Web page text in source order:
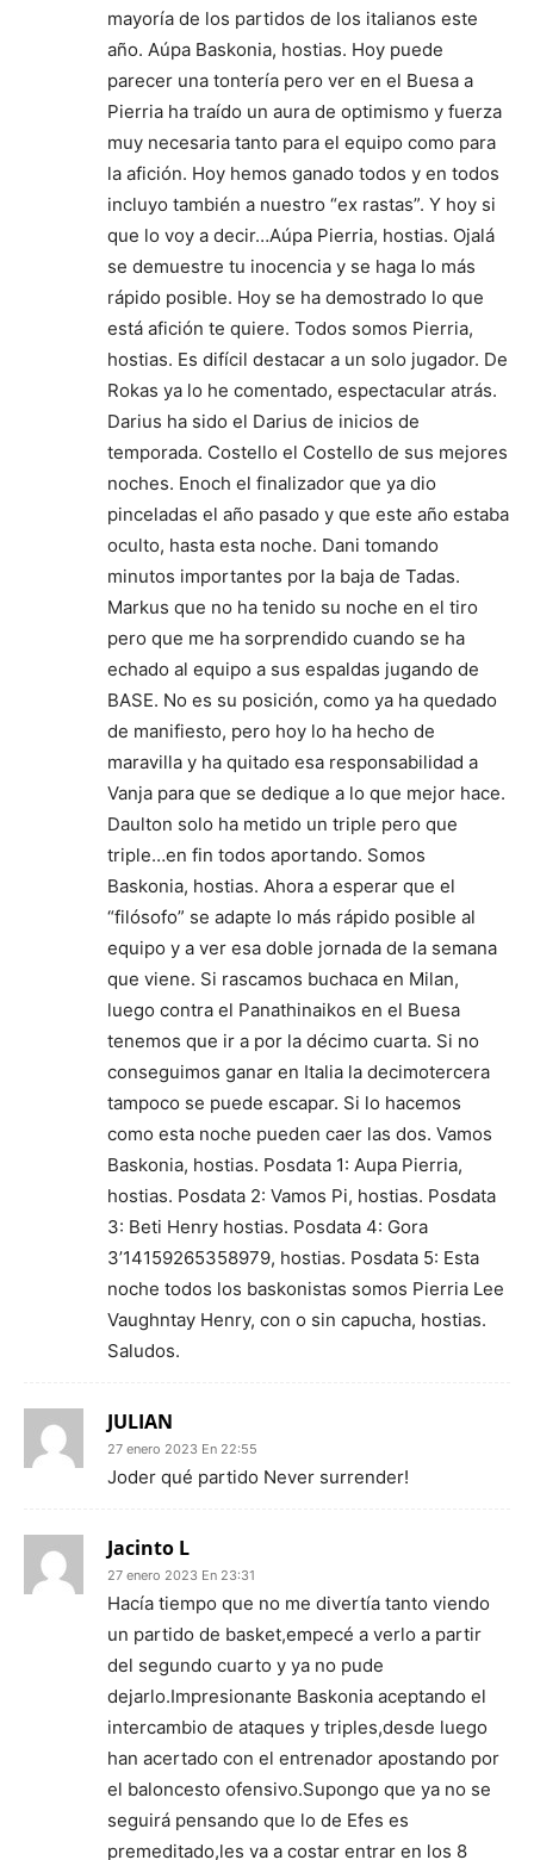
mayoría de los partidos de los italianos este
año. Aúpa Baskonia, hostias. Hoy puede
parecer una tontería pero ver en el Buesa a
Pierria ha traído un aura de optimismo y fuerza
muy necesaria tanto para el equipo como para
la afición. Hoy hemos ganado todos y en todos
incluyo también a nuestro “ex rastas”. Y hoy si
que lo voy a decir…Aúpa Pierria, hostias. Ojalá
se demuestre tu inocencia y se haga lo más
rápido posible. Hoy se ha demostrado lo que
está afición te quiere. Todos somos Pierria,
hostias. Es difícil destacar a un solo jugador. De
Rokas ya lo he comentado, espectacular atrás.
Darius ha sido el Darius de inicios de
temporada. Costello el Costello de sus mejores
noches. Enoch el finalizador que ya dio
pinceladas el año pasado y que este año estaba
oculto, hasta esta noche. Dani tomando
minutos importantes por la baja de Tadas.
Markus que no ha tenido su noche en el tiro
pero que me ha sorprendido cuando se ha
echado al equipo a sus espaldas jugando de
BASE. No es su posición, como ya ha quedado
de manifiesto, pero hoy lo ha hecho de
maravilla y ha quitado esa responsabilidad a
Vanja para que se dedique a lo que mejor hace.
Daulton solo ha metido un triple pero que
triple…en fin todos aportando. Somos
Baskonia, hostias. Ahora a esperar que el
“filósofo” se adapte lo más rápido posible al
equipo y a ver esa doble jornada de la semana
que viene. Si rascamos buchaca en Milan,
luego contra el Panathinaikos en el Buesa
tenemos que ir a por la décimo cuarta. Si no
conseguimos ganar en Italia la decimotercera
tampoco se puede escapar. Si lo hacemos
como esta noche pueden caer las dos. Vamos
Baskonia, hostias. Posdata 1: Aupa Pierria,
hostias. Posdata 2: Vamos Pi, hostias. Posdata
3: Beti Henry hostias. Posdata 4: Gora
3’14159265358979, hostias. Posdata 5: Esta
noche todos los baskonistas somos Pierria Lee
Vaughntay Henry, con o sin capucha, hostias.
Saludos.
JULIAN
27 enero 2023 En 22:55
Joder qué partido Never surrender!
Jacinto L
27 enero 2023 En 23:31
Hacía tiempo que no me divertía tanto viendo
un partido de basket,empecé a verlo a partir
del segundo cuarto y ya no pude
dejarlo.Impresionante Baskonia aceptando el
intercambio de ataques y triples,desde luego
han acertado con el entrenador apostando por
el baloncesto ofensivo.Supongo que ya no se
seguirá pensando que lo de Efes es
premeditado,les va a costar entrar en los 8